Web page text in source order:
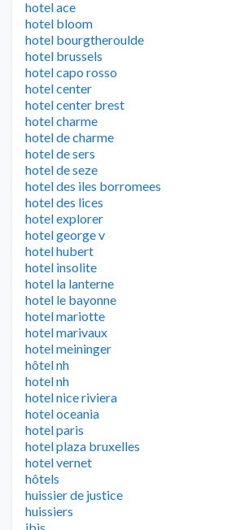
hotel ace
hotel bloom
hotel bourgtheroulde
hotel brussels
hotel capo rosso
hotel center
hotel center brest
hotel charme
hotel de charme
hotel de sers
hotel de seze
hotel des iles borromees
hotel des lices
hotel explorer
hotel george v
hotel hubert
hotel insolite
hotel la lanterne
hotel le bayonne
hotel mariotte
hotel marivaux
hotel meininger
hôtel nh
hotel nh
hotel nice riviera
hotel oceania
hotel paris
hotel plaza bruxelles
hotel vernet
hôtels
huissier de justice
huissiers